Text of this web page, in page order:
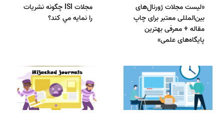
«لیست مجلات ژورنال‌های
بین‌المللی معتبر برای چاپ
مقاله + معرفی بهترین
پایگاه‌های علمی»
مجلات ISI چگونه نشريات
را نمايه مي كند؟